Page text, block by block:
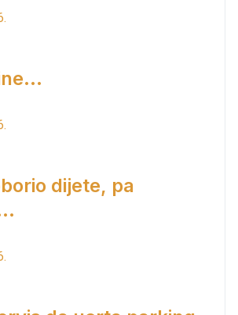
dijete, pa